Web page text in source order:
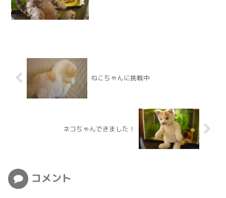
ねこちゃんに挑戦中
ネコちゃんできました！
コメント